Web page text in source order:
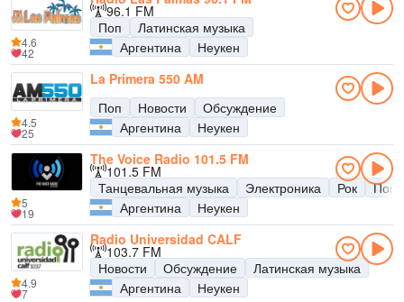
96.1 FM
Поп
Латинская музыка
Аргентина
Неукен
4.6
42
La Primera 550 AM
Поп
Новости
Обсуждение
Аргентина
Неукен
4.5
25
The Voice Radio 101.5 FM
101.5 FM
Танцевальная музыка
Электроника Рок
Поп
Аргентина
Неукен
5
19
Radio Universidad CALF
103.7 FM
Новости
Обсуждение
Латинская музыка
Аргентина
Неукен
4.9
7